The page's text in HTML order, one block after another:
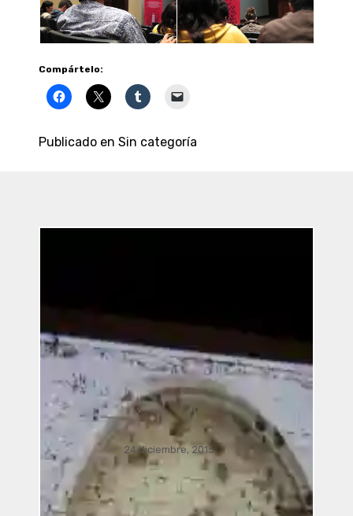
Compártelo:
Publicado enSin categoría
Recientes
24 diciembre, 2015